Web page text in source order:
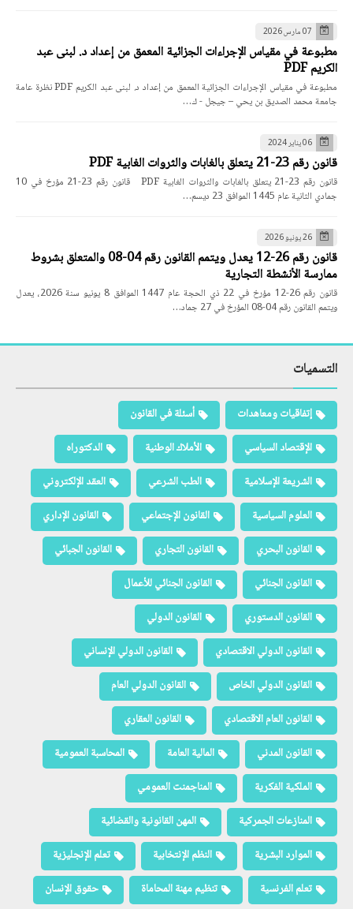
07 مارس 2026
مطبوعة في مقياس الإجراءات الجزائية المعمق من إعداد د. لبنى عبد
الكريم PDF
مطبوعة في مقياس الإجراءات الجزائية المعمق من إعداد د. لبنى عبد الكريم PDF نظرة عامة
جامعة محمد الصديق بن يحي – جيجل - ك…
06 يناير 2024
قانون رقم 23-21 يتعلق بالغابات والثروات الغابية PDF
قانون رقم 23-21 يتعلق بالغابات والثروات الغابية PDF قانون رقم 23-21 مؤرخ في 10
جمادي الثانية عام 1445 الموافق 23 ديسم…
26 يونيو 2026
قانون رقم 26-12 يعدل ويتمم القانون رقم 04-08 والمتعلق بشروط
ممارسة الأنشطة التجارية
قانون رقم 26-12 مؤرخ في 22 ذي الحجة عام 1447 الموافق 8 يونيو سنة 2026، يعدل
ويتمم القانون رقم 04-08 المؤرخ في 27 جماد…
التسميات
إتفاقيات ومعاهدات
أسئلة في القانون
الإقتصاد السياسي
الأملاك الوطنية
الدكتوراه
الشريعة الإسلامية
الطب الشرعي
العقد الإلكتروني
العلوم السياسية
القانون الإجتماعي
القانون الإداري
القانون البحري
القانون التجاري
القانون الجبائي
القانون الجنائي
القانون الجنائي للأعمال
القانون الدستوري
القانون الدولي
القانون الدولي الاقتصادي
القانون الدولي الإنساني
القانون الدولي الخاص
القانون الدولي العام
القانون العام الاقتصادي
القانون العقاري
القانون المدني
المالية العامة
المحاسبة العمومية
الملكية الفكرية
المناجمنت العمومي
المنازعات الجمركية
المهن القانونية والقضائية
الموارد البشرية
النظم الإنتخابية
تعلم الإنجليزية
تعلم الفرنسية
تنظيم مهنة المحاماة حقوق الإنسان